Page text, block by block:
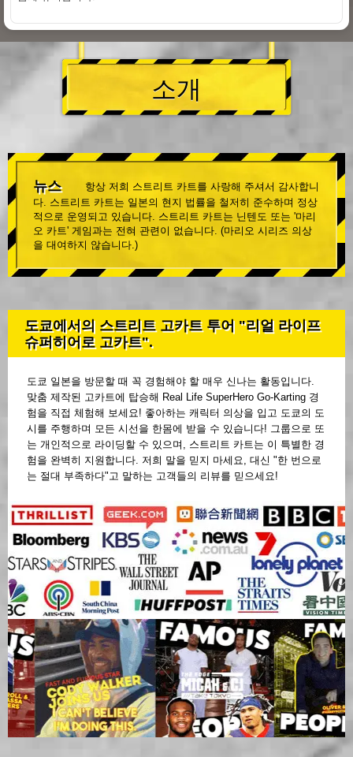
소개
뉴스
항상 저희 스트리트 카트를 사랑해 주셔서 감사합니
다. 스트리트 카트는 일본의 현지 법률을 철저히 준수하며 정상
적으로 운영되고 있습니다. 스트리트 카트는 닌텐도 또는 '마리
오 카트' 게임과는 전혀 관련이 없습니다. (마리오 시리즈 의상
을 대여하지 않습니다.)
도쿄에서의 스트리트 고카트 투어 "리얼 라이프
슈퍼히어로 고카트".
도쿄 일본을 방문할 때 꼭 경험해야 할 매우 신나는 활동입니다.
맞춤 제작된 고카트에 탑승해 Real Life SuperHero Go-Karting 경
험을 직접 체험해 보세요! 좋아하는 캐릭터 의상을 입고 도쿄의 도
시를 주행하며 모든 시선을 한몸에 받을 수 있습니다! 그룹으로 또
는 개인적으로 라이딩할 수 있으며, 스트리트 카트는 이 특별한 경
험을 완벽히 지원합니다. 저희 말을 믿지 마세요, 대신 "한 번으로
는 절대 부족하다"고 말하는 고객들의 리뷰를 믿으세요!